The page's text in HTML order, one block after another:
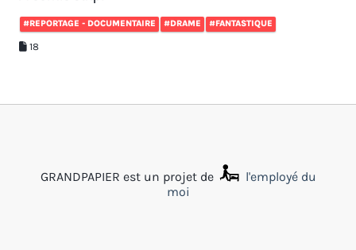
#REPORTAGE - DOCUMENTAIRE #DRAME #FANTASTIQUE
18
GRANDPAPIER est un projet de
l'employé du
moi